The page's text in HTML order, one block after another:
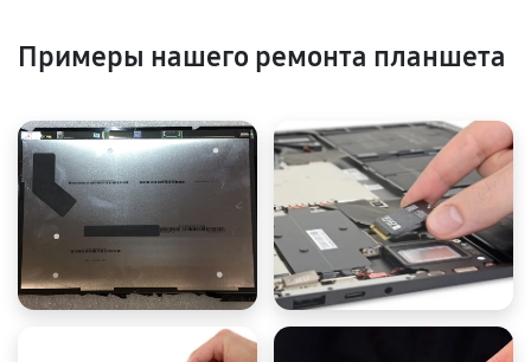
Примеры нашего ремонта планшета